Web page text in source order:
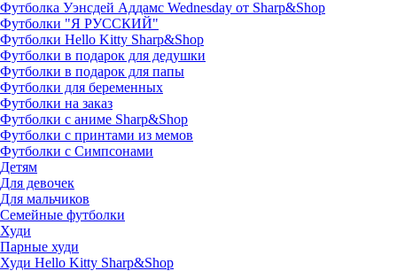
Футболка Уэнсдей Аддамс Wednesday от Sharp&Shop
Футболки "Я РУССКИЙ"
Футболки Hello Kitty Sharp&Shop
Футболки в подарок для дедушки
Футболки в подарок для папы
Футболки для беременных
Футболки на заказ
Футболки с аниме Sharp&Shop
Футболки с принтами из мемов
Футболки с Симпсонами
Детям
Для девочек
Для мальчиков
Семейные футболки
Худи
Парные худи
Худи Hello Kitty Sharp&Shop